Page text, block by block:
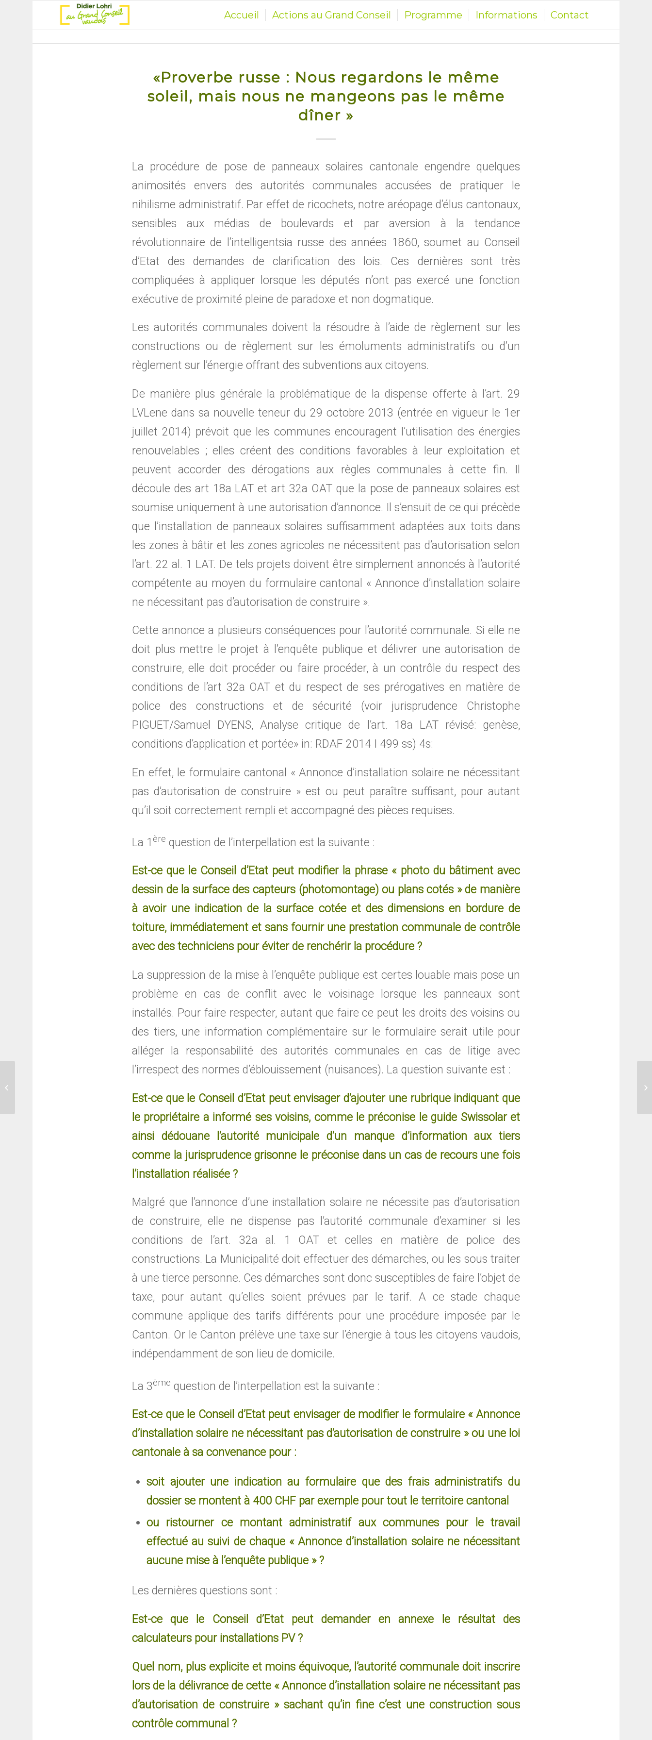
Accueil Actions au Grand Conseil Programme Informations Contact
«Proverbe russe : Nous regardons le même
soleil, mais nous ne mangeons pas le même
dîner »
La procédure de pose de panneaux solaires cantonale engendre quelques
animosités envers des autorités communales accusées de pratiquer le
nihilisme administratif. Par effet de ricochets, notre aréopage d’élus cantonaux,
sensibles aux médias de boulevards et par aversion à la tendance
révolutionnaire de l’intelligentsia russe des années 1860, soumet au Conseil
d’Etat des demandes de clarification des lois. Ces dernières sont très
compliquées à appliquer lorsque les députés n’ont pas exercé une fonction
exécutive de proximité pleine de paradoxe et non dogmatique.
Les autorités communales doivent la résoudre à l’aide de règlement sur les
constructions ou de règlement sur les émoluments administratifs ou d’un
règlement sur l’énergie offrant des subventions aux citoyens.
De manière plus générale la problématique de la dispense offerte à l’art. 29
LVLene dans sa nouvelle teneur du 29 octobre 2013 (entrée en vigueur le 1er
juillet 2014) prévoit que les communes encouragent l’utilisation des énergies
renouvelables ; elles créent des conditions favorables à leur exploitation et
peuvent accorder des dérogations aux règles communales à cette fin. Il
découle des art 18a LAT et art 32a OAT que la pose de panneaux solaires est
soumise uniquement à une autorisation d’annonce. Il s’ensuit de ce qui précède
que l’installation de panneaux solaires suffisamment adaptées aux toits dans
les zones à bâtir et les zones agricoles ne nécessitent pas d’autorisation selon
l’art. 22 al. 1 LAT. De tels projets doivent être simplement annoncés à l’autorité
compétente au moyen du formulaire cantonal « Annonce d’installation solaire
ne nécessitant pas d’autorisation de construire ».
Cette annonce a plusieurs conséquences pour l’autorité communale. Si elle ne
doit plus mettre le projet à l’enquête publique et délivrer une autorisation de
construire, elle doit procéder ou faire procéder, à un contrôle du respect des
conditions de l’art 32a OAT et du respect de ses prérogatives en matière de
police des constructions et de sécurité (voir jurisprudence Christophe
PIGUET/Samuel DYENS, Analyse critique de l’art. 18a LAT révisé: genèse,
conditions d’application et portée» in: RDAF 2014 I 499 ss) 4s:
En effet, le formulaire cantonal « Annonce d’installation solaire ne nécessitant
pas d’autorisation de construire » est ou peut paraître suffisant, pour autant
qu’il soit correctement rempli et accompagné des pièces requises.
La 1 ère question de l’interpellation est la suivante :
Est-ce que le Conseil d’Etat peut modifier la phrase « photo du bâtiment avec
dessin de la surface des capteurs (photomontage) ou plans cotés » de manière
à avoir une indication de la surface cotée et des dimensions en bordure de
toiture, immédiatement et sans fournir une prestation communale de contrôle
avec des techniciens pour éviter de renchérir la procédure ?
La suppression de la mise à l’enquête publique est certes louable mais pose un
problème en cas de conflit avec le voisinage lorsque les panneaux sont
installés. Pour faire respecter, autant que faire ce peut les droits des voisins ou
des tiers, une information complémentaire sur le formulaire serait utile pour
alléger la responsabilité des autorités communales en cas de litige avec
l’irrespect des normes d’éblouissement (nuisances). La question suivante est :
Est-ce que le Conseil d’Etat peut envisager d’ajouter une rubrique indiquant que
le propriétaire a informé ses voisins, comme le préconise le guide Swissolar et
ainsi dédouane l’autorité municipale d’un manque d’information aux tiers
comme la jurisprudence grisonne le préconise dans un cas de recours une fois
l’installation réalisée ?
Malgré que l’annonce d’une installation solaire ne nécessite pas d’autorisation
de construire, elle ne dispense pas l’autorité communale d’examiner si les
conditions de l’art. 32a al. 1 OAT et celles en matière de police des
constructions. La Municipalité doit effectuer des démarches, ou les sous­ traiter
à une tierce personne. Ces démarches sont donc susceptibles de faire l’objet de
taxe, pour autant qu’elles soient prévues par le tarif. A ce stade chaque
commune applique des tarifs différents pour une procédure imposée par le
Canton. Or le Canton prélève une taxe sur l’énergie à tous les citoyens vaudois,
indépendamment de son lieu de domicile.
La 3ème question de l’interpellation est la suivante :
Est-ce que le Conseil d’Etat peut envisager de modifier le formulaire « Annonce
d’installation solaire ne nécessitant pas d’autorisation de construire » ou une loi
cantonale à sa convenance pour :
soit ajouter une indication au formulaire que des frais administratifs du
dossier se montent à 400 CHF par exemple pour tout le territoire cantonal
ou ristourner ce montant administratif aux communes pour le travail
effectué au suivi de chaque « Annonce d’installation solaire ne nécessitant
aucune mise à l’enquête publique » ?
Les dernières questions sont :
Est-ce que le Conseil d’Etat peut demander en annexe le résultat des
calculateurs pour installations PV ?
Quel nom, plus explicite et moins équivoque, l’autorité communale doit inscrire
lors de la délivrance de cette « Annonce d’installation solaire ne nécessitant pas
d’autorisation de construire » sachant qu’in fine c’est une construction sous
contrôle communal ?